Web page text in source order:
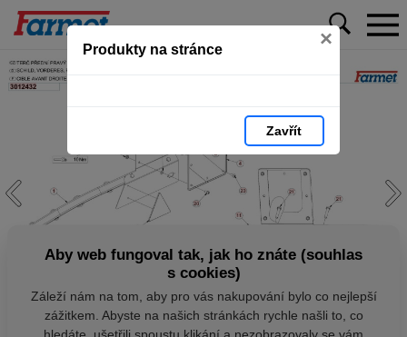
Produkty na stránce ×
Zavřít
Aby web fungoval tak, jak ho znáte (souhlas
s cookies)
Záleží nám na tom, aby pro vás nakupování bylo co nejlepší
zážitkem. Abyste na našich stránkách rychle našli to, co
hledáte, ušetřili spoustu klikání a nezobrazovaly se vám